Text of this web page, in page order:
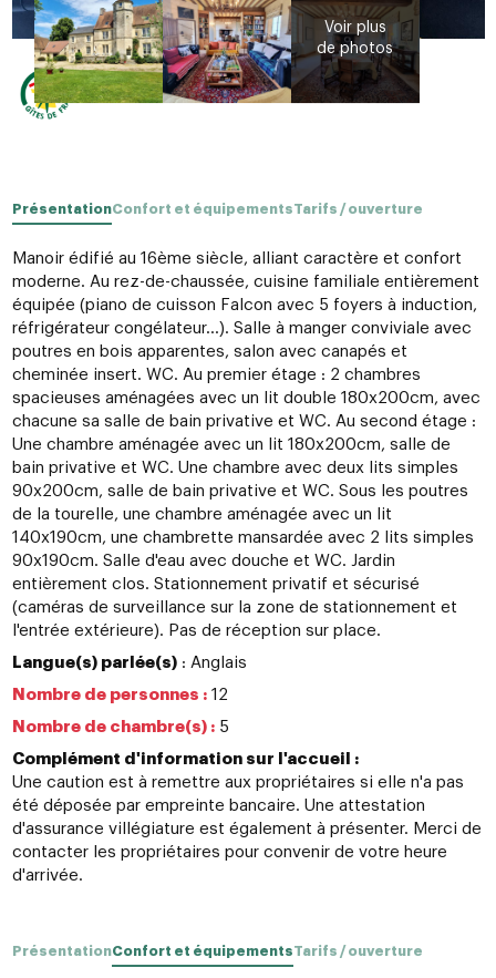
PrésentationConfort et équipementsTarifs / ouverture
Manoir édifié au 16ème siècle, alliant caractère et confort
moderne. Au rez-de-chaussée, cuisine familiale entièrement
équipée (piano de cuisson Falcon avec 5 foyers à induction,
réfrigérateur congélateur...). Salle à manger conviviale avec
poutres en bois apparentes, salon avec canapés et
cheminée insert. WC. Au premier étage : 2 chambres
spacieuses aménagées avec un lit double 180x200cm, avec
chacune sa salle de bain privative et WC. Au second étage :
Une chambre aménagée avec un lit 180x200cm, salle de
bain privative et WC. Une chambre avec deux lits simples
90x200cm, salle de bain privative et WC. Sous les poutres
de la tourelle, une chambre aménagée avec un lit
140x190cm, une chambrette mansardée avec 2 lits simples
90x190cm. Salle d'eau avec douche et WC. Jardin
entièrement clos. Stationnement privatif et sécurisé
(caméras de surveillance sur la zone de stationnement et
l'entrée extérieure). Pas de réception sur place.
Langue(s) parlée(s): Anglais
Nombre de personnes :12
Nombre de chambre(s) :5
Complément d'information sur l'accueil :
Une caution est à remettre aux propriétaires si elle n'a pas
été déposée par empreinte bancaire. Une attestation
d'assurance villégiature est également à présenter. Merci de
contacter les propriétaires pour convenir de votre heure
d'arrivée.
PrésentationConfort et équipementsTarifs / ouverture